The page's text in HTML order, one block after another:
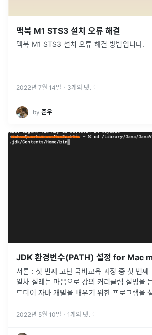
맥북 M1 STS3 설치 오류 해결
맥북 M1 STS3 설치 오류 해결 방법입니다.
2022년 7월 14일 · 3개의 댓글
by 준우
JDK 환경변수(PATH) 설정 for Mac
서론 : 첫 번째 고난 국비교육 과정 중 첫 번째 과정은 Java였다. 1
일차 설레는 마음으로 강의 커리큘럼 설명을
드디어 자바 개발을 배우기 위한 프로그램을
2022년 5월 10일 · 1 개의 댓글